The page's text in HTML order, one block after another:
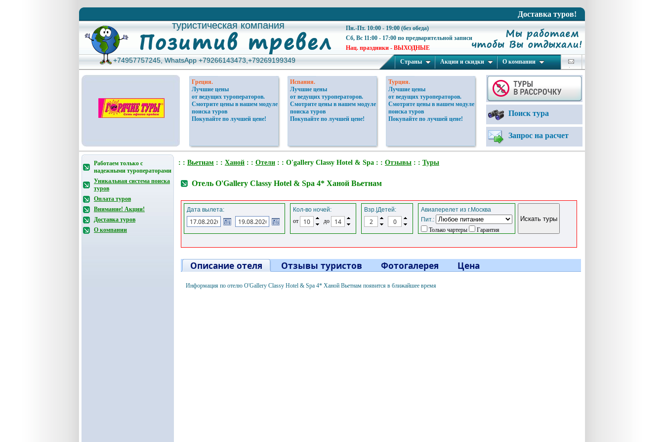
Доставка туров!
туристическая компания
туристическая компания
Пн.-Пт. 10:00 - 19:00 (без обеда)
Сб, Вс 11:00 - 17:00 по предварительной записи
Нац. праздники - ВЫХОДНЫЕ
+74957757245, WhatsApp +79266143473,+79269199349
+74957757245, WhatsApp +79266143473,+79269199349 Страны Акции и скидки О компании
Греция.
Лучшие цены
от ведущих туроператоров.
Смотрите цены в нашем модуле
поиска туров
Покупайте по лучшей цене!
Испания.
Лучшие цены
от ведущих туроператоров.
Смотрите цены в нашем модуле
поиска туров
Покупайте по лучшей цене!
Турция.
Лучшие цены
от ведущих туроператоров.
Смотрите цены в нашем модуле
поиска туров
Покупайте по лучшей цене!
Поиск тура
Запрос на расчет
Работаем только с
надежными туроператорами
Уникальная система поиска
туров
Оплата туров
Внимание! Акции!
Доставка туров
О компании
: : Вьетнам : : Ханой : : Отели : : O'gallery Classy Hotel & Spa : : Отзывы : : Туры
Отель O'Gallery Classy Hotel & Spa 4* Ханой Вьетнам
Дата вылета:
Кол-во ночей:
от
до
Взр.|Детей:
Авиаперелет из г.Москва
Пит.:
Только чартеры
Гарантия
Описание отеля Отзывы туристов Фотогалерея Цена
Информация по отелю O'Gallery Classy Hotel & Spa 4* Ханой Вьетнам появится в ближайшее время